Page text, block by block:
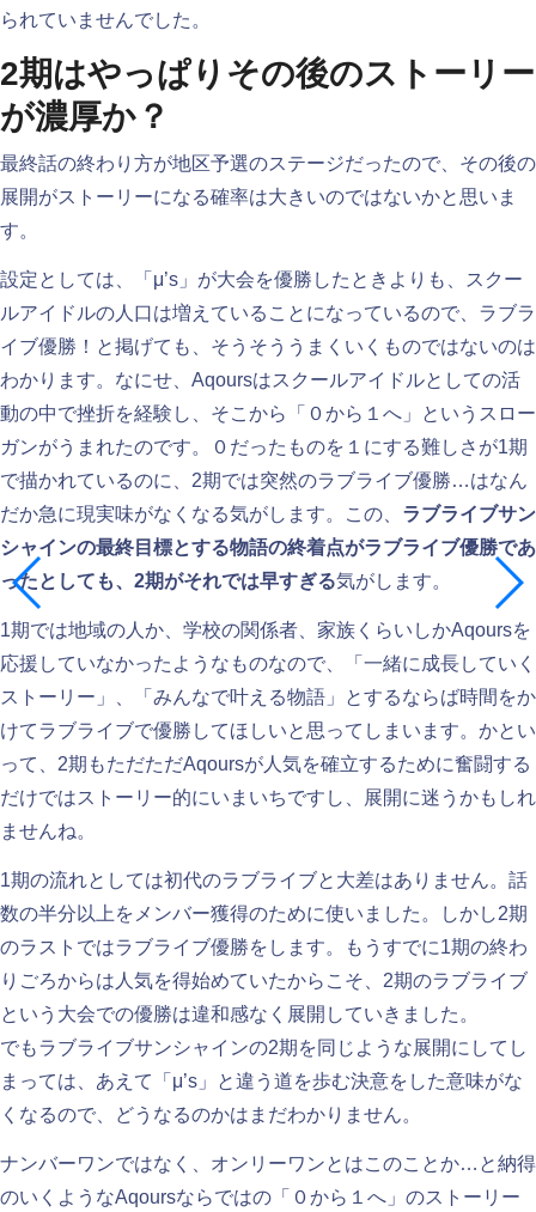
られていませんでした。
2期はやっぱりその後のストーリー
が濃厚か？
最終話の終わり方が地区予選のステージだったので、その後の
展開がストーリーになる確率は大きいのではないかと思いま
す。
設定としては、「μ’s」が大会を優勝したときよりも、スクー
ルアイドルの人口は増えていることになっているので、ラブラ
イブ優勝！と掲げても、そうそううまくいくものではないのは
わかります。なにせ、Aqoursはスクールアイドルとしての活
動の中で挫折を経験し、そこから「０から１へ」というスロー
ガンがうまれたのです。０だったものを１にする難しさが1期
で描かれているのに、2期では突然のラブライブ優勝…はなん
だか急に現実味がなくなる気がします。この、 ラブライブサン
シャインの最終目標とする物語の終着点がラブライブ優勝であ
ったとしても、2期がそれでは早すぎる気がします。
1期では地域の人か、学校の関係者、家族くらいしかAqoursを
応援していなかったようなものなので、「一緒に成長していく
ストーリー」、「みんなで叶える物語」とするならば時間をか
けてラブライブで優勝してほしいと思ってしまいます。かとい
って、2期もただただAqoursが人気を確立するために奮闘する
だけではストーリー的にいまいちですし、展開に迷うかもしれ
ませんね。
1期の流れとしては初代のラブライブと大差はありません。話
数の半分以上をメンバー獲得のために使いました。しかし2期
のラストではラブライブ優勝をします。もうすでに1期の終わ
りごろからは人気を得始めていたからこそ、2期のラブライブ
という大会での優勝は違和感なく展開していきました。
でもラブライブサンシャインの2期を同じような展開にしてし
まっては、あえて「μ’s」と違う道を歩む決意をした意味がな
くなるので、どうなるのかはまだわかりません。
ナンバーワンではなく、オンリーワンとはこのことか…と納得
のいくようなAqoursならではの「０から１へ」のストーリー